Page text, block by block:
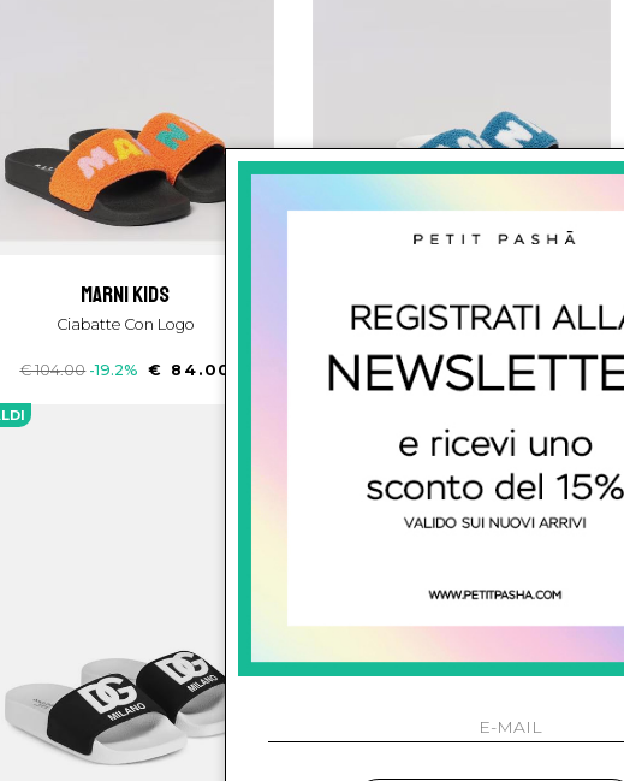
marni kids
Ciabatte Con Logo
€ 104.00 -19.2% € 84.00
Ciabatta Con Logo
€ 98.00 -19.4% € 79.00